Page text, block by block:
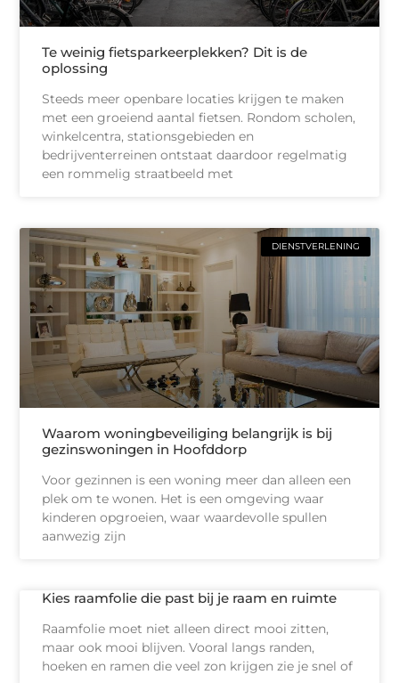
Te weinig fietsparkeerplekken? Dit is de
oplossing
Steeds meer openbare locaties krijgen te maken
met een groeiend aantal fietsen. Rondom scholen,
winkelcentra, stationsgebieden en
bedrijventerreinen ontstaat daardoor regelmatig
een rommelig straatbeeld met
DIENSTVERLENING
Waarom woningbeveiliging belangrijk is bij
gezinswoningen in Hoofddorp
Voor gezinnen is een woning meer dan alleen een
plek om te wonen. Het is een omgeving waar
kinderen opgroeien, waar waardevolle spullen
aanwezig zijn
Kies raamfolie die past bij je raam en ruimte
Raamfolie moet niet alleen direct mooi zitten,
maar ook mooi blijven. Vooral langs randen,
hoeken en ramen die veel zon krijgen zie je snel of